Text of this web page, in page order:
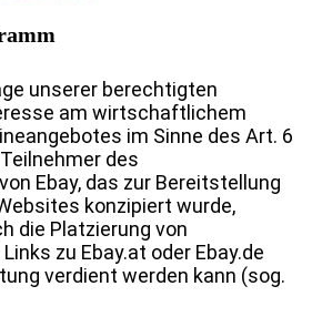
unserer berechtigten
am wirtschaftlichem
im Sinne des Art. 6
des
Ebay, das zur Bereitstellung
konzipiert wurde,
die Platzierung von
zu Ebay.at oder Ebay.de
verdient werden kann (sog.